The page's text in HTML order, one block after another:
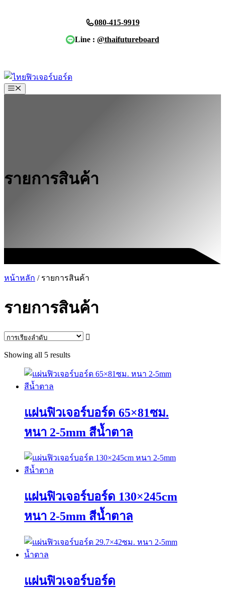
080-415-9919
Line : @thaifutureboard
Menu
รายการสินค้า
หน้าหลัก / รายการสินค้า
รายการสินค้า
Showing all 5 results
แผ่นฟิวเจอร์บอร์ด 65×81ซม.
หนา 2-5mm สีน้ำตาล
This
product
has
variants.
The
may
chosen
on
the
page
แผ่นฟิวเจอร์บอร์ด 130×245cm
หนา 2-5mm สีน้ำตาล
This
product
has
variants.
The
แผ่นฟิวเจอร์บอร์ด